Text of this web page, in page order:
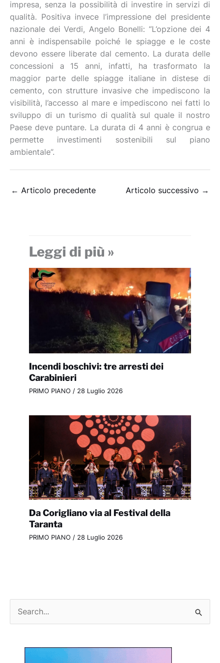
impresa, senza la possibilità di investire in servizi di
qualità. Positiva invece l’impressione del presidente
nazionale dei Verdi, Angelo Bonelli: “L’opzione dei 4
anni è indispensabile poiché le spiagge e le coste
devono essere liberate dal cemento. La durata delle
concessioni a 15 anni, infatti, ha trasformato la
maggior parte delle spiagge italiane in distese di
cemento, con strutture invasive che impediscono la
visibilità, l’accesso al mare e impediscono nei fatti lo
sviluppo di un turismo di qualità sul quale il nostro
Paese deve puntare. La durata di 4 anni è congrua e
permette investimenti sostenibili sul piano
ambientale”.
← Articolo precedente Articolo successivo →
Leggi di più »
Incendi boschivi: tre arresti dei
Carabinieri
PRIMO PIANO / 28 Luglio 2026
Da Corigliano via al Festival della
Taranta
PRIMO PIANO / 28 Luglio 2026